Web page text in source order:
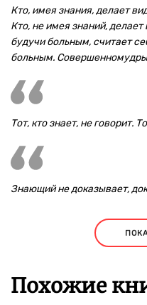
Кто, имея знания, делает
Кто, не имея знаний, делает
будучи больным, считает
больным.
Тот, кто знает, не говорит.
Знающий не доказывает,
Похожие